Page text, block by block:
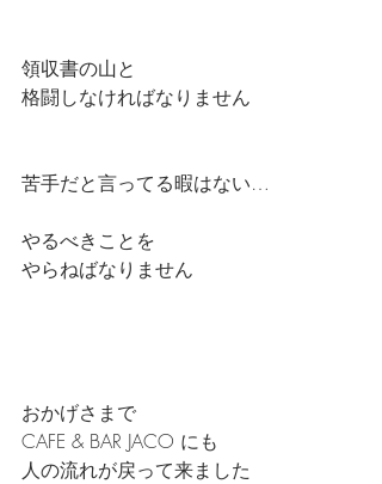
領収書の山と
格闘しなければなりません
苦手だと言ってる暇はない…
やるべきことを
やらねばなりません
おかげさまで
CAFE & BAR JACO にも
人の流れが戻って来ました